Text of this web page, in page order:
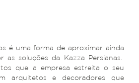
é uma forma de aproximar ainda
as soluções da Kazza Persianas.
que a empresa estreita o seu
arquitetos e decoradores que